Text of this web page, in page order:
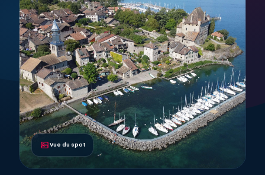
Vue du spot